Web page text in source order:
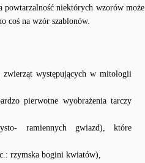
powtarzalność niektórych wzorów może
coś na wzór szablonów.
występujących w mitologii
pierwotne wyobrażenia tarczy
ramiennych gwiazd), które
rzymska bogini kwiatów),